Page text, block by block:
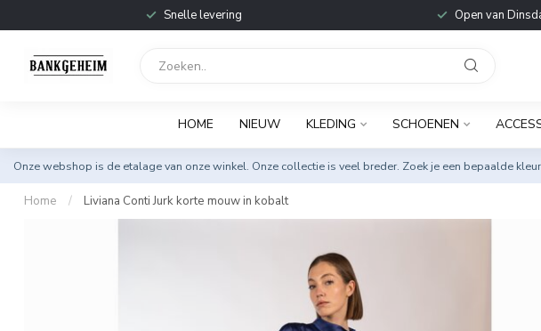
Snelle levering Open van
HOME NIEUW KLEDING SCHOENEN
Onze webshop is de etalage van onze winkel. Onze collectie is veel breder. Zoek je een bepaalde
Home / Liviana Conti Jurk korte mouw in kobalt